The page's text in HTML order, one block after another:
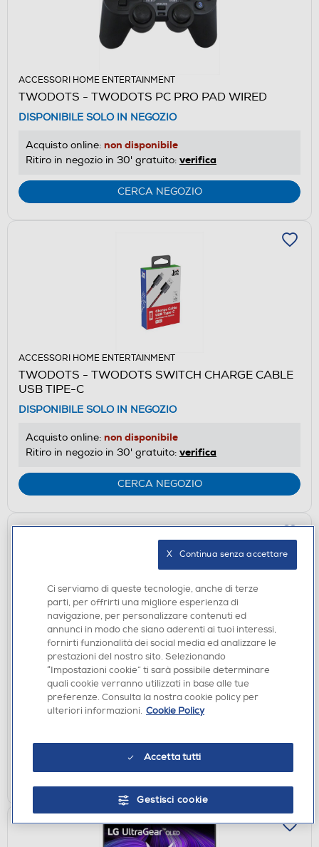
ACCESSORI HOME ENTERTAINMENT
TWODOTS - TWODOTS PC PRO PAD WIRED
DISPONIBILE SOLO IN NEGOZIO
Acquisto online: non disponibile
Ritiro in negozio in 30' gratuito: verifica
CERCA NEGOZIO
ACCESSORI HOME ENTERTAINMENT
TWODOTS - TWODOTS SWITCH CHARGE CABLE
USB TIPE-C
DISPONIBILE SOLO IN NEGOZIO
Acquisto online: non disponibile
Ritiro in negozio in 30' gratuito: verifica
CERCA NEGOZIO
ACCESSORI HOME ENTERTAINMENT
KOCH MEDIA - Cuffie da gioco STEALTH 600 GEN3
PS-WHITE
DISPONIBILE SOLO IN NEGOZIO
Ritiro in negozio in 30' gratuito:verifica
CERCA NEGOZIO
Ci serviamo di queste tecnologie, anche di terze
parti, per offrirti una migliore esperienza di
navigazione, per personalizzare contenuti ed
annunci in modo che siano aderenti ai tuoi interessi,
fornirti funzionalità dei social media ed analizzare le
prestazioni del nostro sito. Selezionando
“Impostazioni cookie” ti sarà possibile determinare
quali cookie verranno utilizzati in base alle tue
preferenze. Consulta la nostra cookie policy per
ulteriori informazioni. Cookie Policy
Accetta tutti
Gestisci cookie
X   Continua senza accettare